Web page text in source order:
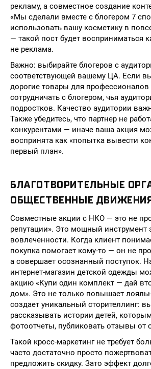
рекламу, а совместное создание
«Мы сделали вместе с блогером 7
использовать вашу косметику в
— такой пост будет восприниматься
не реклама.
Важно: выбирайте блогеров с
соответствующей вашему ЦА. Если
дорогие товары для профессионалов
сотрудничать с блогером, чья
подростков. Качество аудитории
Также убедитесь, что партнер не
конкурентами — иначе ваша акция
воспринята как «попытка вывести
первый план».
БЛАГОТВОРИТЕЛЬНЫЕ
ОБЩЕСТВЕННЫЕ
Совместные акции с НКО — это не
репутации». Это мощный инструмент
вовлеченности. Когда клиент
покупка помогает кому-то — он не
а совершает осознанный поступок.
интернет-магазин детской одежды
акцию «Купи один комплект — дай
дом». Это не только повышает
создает уникальный сторителлинг:
рассказывать истории детей,
фотоотчеты, публиковать отзывы от
Такой кросс-маркетинг не требует
часто достаточно просто
предложить скидку. Зато эффект